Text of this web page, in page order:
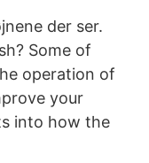
der ser.
Some of
operation of
your
into how the